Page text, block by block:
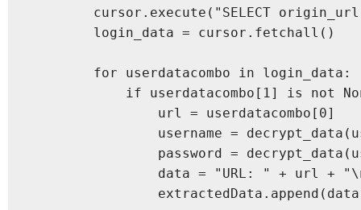
cursor.execute("SELECT
        login_data = cursor.fetchall()
        for userdatacombo in login_data:
if userdatacombo[1] is not
                url = userdatacombo[0]
username =
password =
data = "URL: " + url +